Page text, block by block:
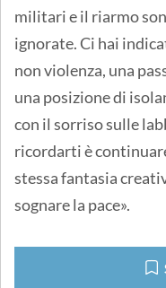
militari e il riarmo
ignorate. Ci hai
non violenza, una
una posizione di
con il sorriso sulle
ricordarti è
stessa fantasia
sognare la pace».